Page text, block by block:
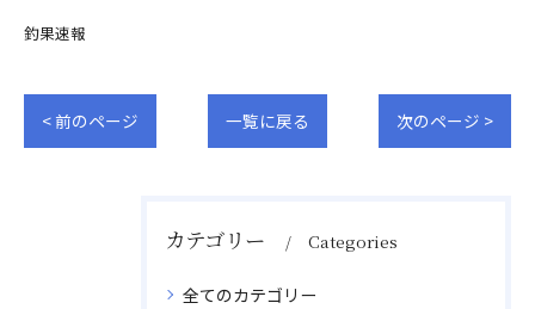
釣果速報
< 前のページ 一覧に戻る 次のページ >
カテゴリー Categories
全てのカテゴリー